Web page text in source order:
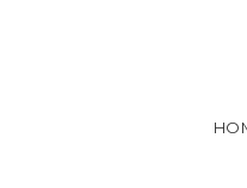
supérieur à celui du produit
dans un suivant séparateur eau-